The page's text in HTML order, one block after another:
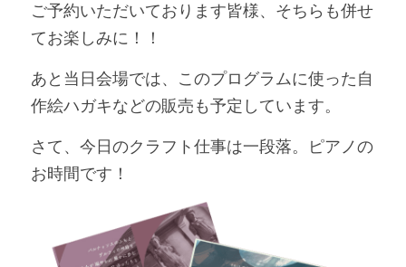
ご予約いただいております皆様、そちらも併せ
てお楽しみに！！
あと当日会場では、このプログラムに使った自
作絵ハガキなどの販売も予定しています。
さて、今日のクラフト仕事は一段落。ピアノの
お時間です！